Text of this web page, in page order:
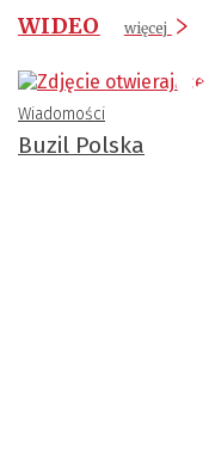
WIDEO
więcej
Wiadomości
Buzil Polska